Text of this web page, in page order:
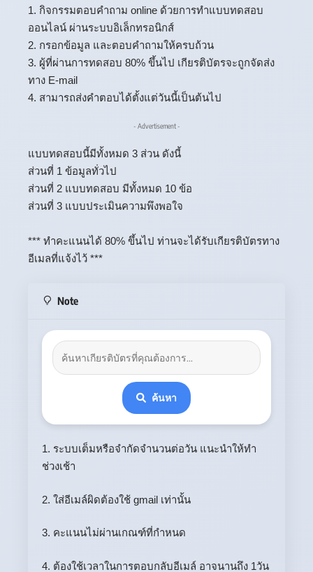
1. กิจกรรมตอบคำถาม online ด้วยการทำแบบทดสอบ
ออนไลน์ ผ่านระบบอิเล็กทรอนิกส์
2. กรอกข้อมูล และตอบคำถามให้ครบถ้วน
3. ผู้ที่ผ่านการทดสอบ 80% ขึ้นไป เกียรติบัตรจะถูกจัดส่ง
ทาง E-mail
4. สามารถส่งคำตอบได้ตั้งแต่วันนี้เป็นต้นไป
- Advertisement -
แบบทดสอบนี้มีทั้งหมด 3 ส่วน ดังนี้
ส่วนที่ 1 ข้อมูลทั่วไป
ส่วนที่ 2 แบบทดสอบ มีทั้งหมด 10 ข้อ
ส่วนที่ 3 แบบประเมินความพึงพอใจ
*** ทำคะแนนได้ 80% ขึ้นไป ท่านจะได้รับเกียรติบัตรทาง
อีเมลที่แจ้งไว้ ***
Note
ค้นหา
1. ระบบเต็มหรือจำกัดจำนวนต่อวัน แนะนำให้ทำ
ช่วงเช้า
2. ใส่อีเมล์ผิดต้องใช้ gmail เท่านั้น
3. คะแนนไม่ผ่านเกณฑ์ที่กำหนด
4. ต้องใช้เวลาในการตอบกลับอีเมล์ อาจนานถึง 1วัน